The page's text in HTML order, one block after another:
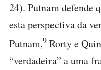
24). Putnam defende
esta perspectiva da
Putnam,9Rorty e
“verdadeira” a uma